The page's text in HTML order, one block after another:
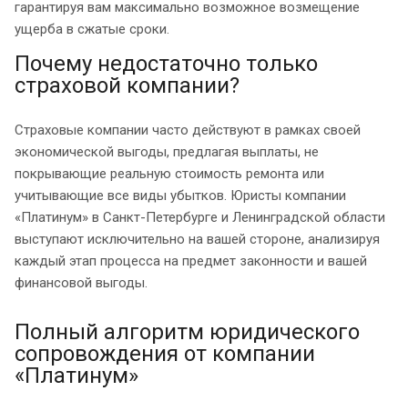
гарантируя вам максимально возможное возмещение
ущерба в сжатые сроки.
Почему недостаточно только
страховой компании?
Страховые компании часто действуют в рамках своей
экономической выгоды, предлагая выплаты, не
покрывающие реальную стоимость ремонта или
учитывающие все виды убытков. Юристы компании
«Платинум» в Санкт-Петербурге и Ленинградской области
выступают исключительно на вашей стороне, анализируя
каждый этап процесса на предмет законности и вашей
финансовой выгоды.
Полный алгоритм юридического
сопровождения от компании
«Платинум»